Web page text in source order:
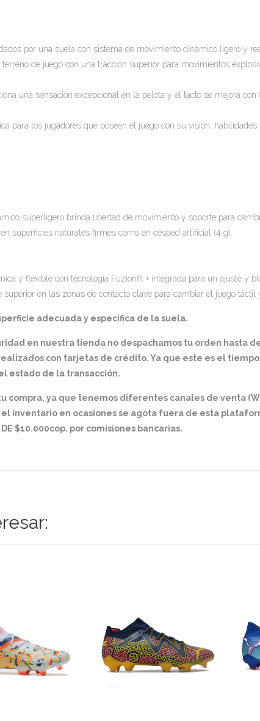
por una suela con sistema de movimiento dinámico ligero y
de juego con una tracción superior para movimientos
una sensación excepcional en la pelota y el tacto se mejora con
para los jugadores que poseen el juego con su visión,
superligero brinda libertad de movimiento y soporte para
superficies naturales firmes como en césped artificial (4 g).
y flexible con tecnología Fuzionfit + integrada para un ajuste y
en las zonas de contacto clave para cambiar el juego táctil
adecuada y especifica de la suela.
en nuestra tienda no despachamos tu orden hasta
con tarjetas de crédito. Ya que este es el
estado de la transacción.
compra, ya que tenemos diferentes canales de venta
inventario en ocasiones se agota fuera de esta
DE $10.000cop. por comisiones bancarias.